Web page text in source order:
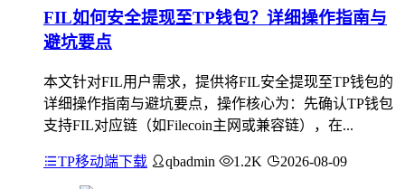
FIL如何安全提现至TP钱包？详细操作指南与
避坑要点
本文针对FIL用户需求，提供将FIL安全提现至TP钱包的
详细操作指南与避坑要点，操作核心为：先确认TP钱包
支持FIL对应链（如Filecoin主网或兼容链），在...
TP移动端下载 qbadmin 1.2K 2026-08-09